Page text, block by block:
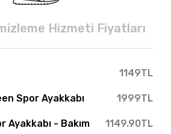
Hizmeti Fiyatları
1149TL
Spor Ayakkabı 1999TL
Ayakkabı - Bakım 1149.90TL